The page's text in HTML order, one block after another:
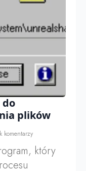
do
plików
komentarzy
który